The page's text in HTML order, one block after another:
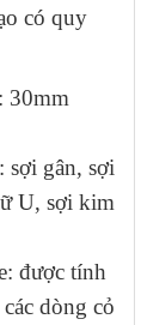
có quy
30mm
sợi gân, sợi
U, sợi kim
được tính
dòng cỏ